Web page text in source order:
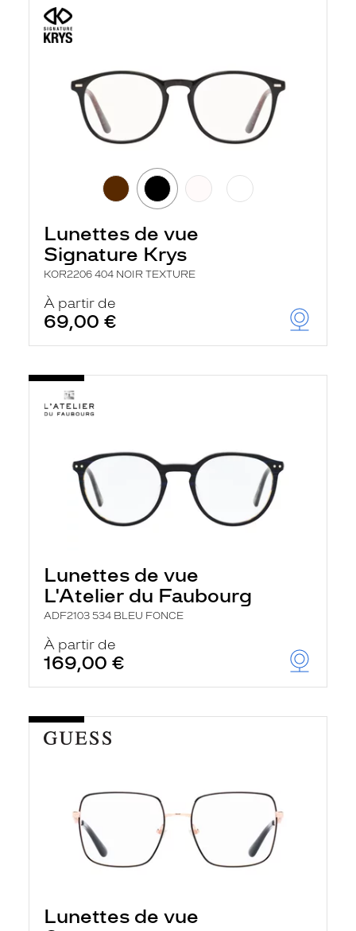
Lunettes de vue
Signature Krys
KOR2206 404 NOIR TEXTURE
À partir de
69,00 €
Lunettes de vue
L'Atelier du Faubourg
ADF2103 534 BLEU FONCE
À partir de
169,00 €
Lunettes de vue